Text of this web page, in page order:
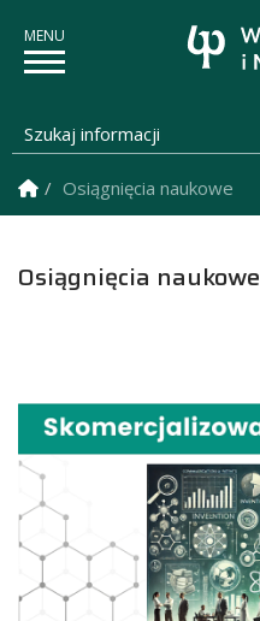
Szukaj informacji
Strona Główna
Osiągnięcia naukowe
Osiągnięcia naukowe